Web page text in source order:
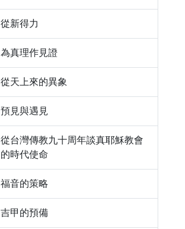
從新得力
為真理作見證
從天上來的異象
​預見與遇見
從台灣傳教九十周年談真耶穌教會
的時代使命
​福音的策略
​吉甲的預備